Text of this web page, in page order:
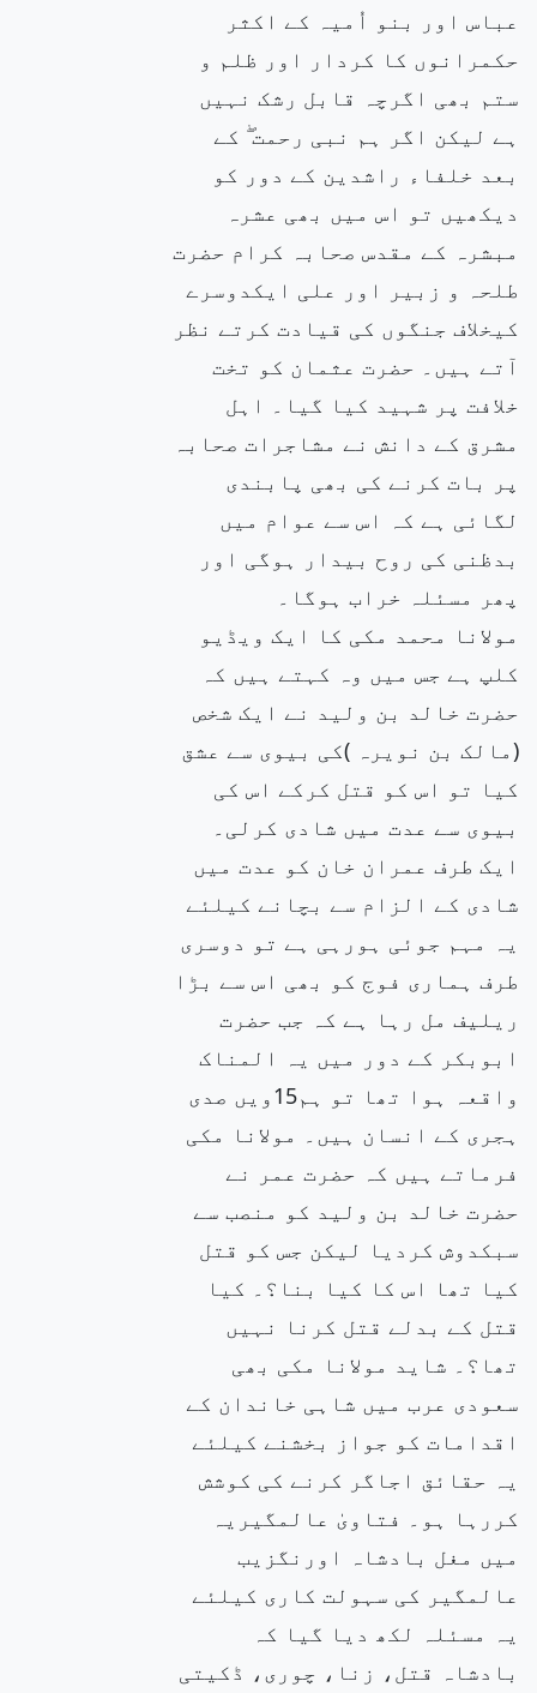
عباس اور بنو اُمیہ کے اکثر
حکمرانوں کا کردار اور ظلم و
ستم بھی اگرچہ قابل رشک نہیں
ہے لیکن اگر ہم نبی رحمت ۖ کے
بعد خلفاء راشدین کے دور کو
دیکھیں تو اس میں بھی عشرہ
مبشرہ کے مقدس صحابہ کرام حضرت
طلحہ و زبیر اور علی ایکدوسرے
کیخلاف جنگوں کی قیادت کرتے نظر
آتے ہیں۔ حضرت عثمان کو تخت
خلافت پر شہید کیا گیا۔ اہل
مشرق کے دانش نے مشاجرات صحابہ
پر بات کرنے کی بھی پابندی
لگائی ہے کہ اس سے عوام میں
بدظنی کی روح بیدار ہوگی اور
پھر مسئلہ خراب ہوگا۔
مولانا محمد مکی کا ایک ویڈیو
کلپ ہے جس میں وہ کہتے ہیں کہ
حضرت خالد بن ولید نے ایک شخص
(مالک بن نویرہ )کی بیوی سے عشق
کیا تو اس کو قتل کرکے اس کی
بیوی سے عدت میں شادی کرلی۔
ایک طرف عمران خان کو عدت میں
شادی کے الزام سے بچانے کیلئے
یہ مہم جوئی ہورہی ہے تو دوسری
طرف ہماری فوج کو بھی اس سے بڑا
ریلیف مل رہا ہے کہ جب حضرت
ابوبکر کے دور میں یہ المناک
واقعہ ہوا تھا تو ہم15ویں صدی
ہجری کے انسان ہیں۔ مولانا مکی
فرماتے ہیں کہ حضرت عمر نے
حضرت خالد بن ولید کو منصب سے
سبکدوش کردیا لیکن جس کو قتل
کیا تھا اس کا کیا بنا؟۔ کیا
قتل کے بدلے قتل کرنا نہیں
تھا؟۔ شاید مولانا مکی بھی
سعودی عرب میں شاہی خاندان کے
اقدامات کو جواز بخشنے کیلئے
یہ حقائق اجاگر کرنے کی کوشش
کررہا ہو۔ فتاویٰ عالمگیریہ
میں مغل بادشاہ اورنگزیب
عالمگیر کی سہولت کاری کیلئے
یہ مسئلہ لکھ دیا گیا کہ
بادشاہ قتل، زنا، چوری، ڈکیتی